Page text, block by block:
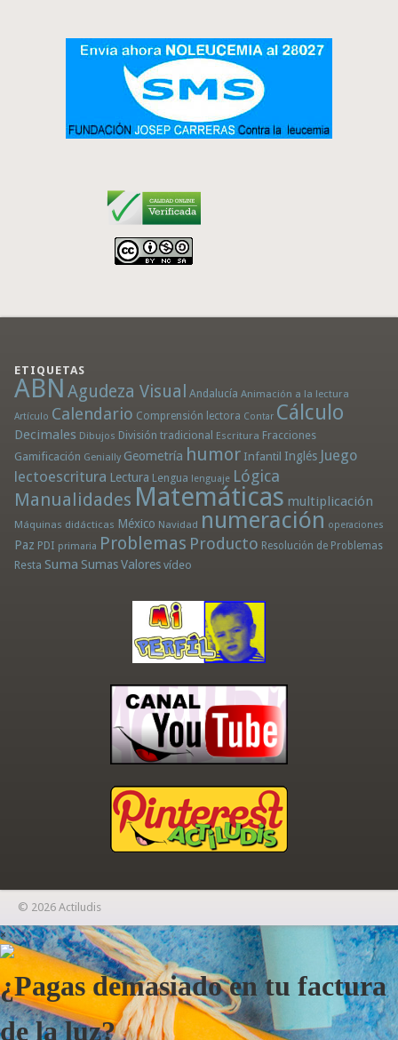
ETIQUETAS
ABN Agudeza Visual Andalucía Animación a la lectura
Artículo Calendario Comprensión lectora Contar Cálculo
Decimales Dibujos División tradicional Escritura Fracciones
Gamificación Genially Geometría humor Infantil Inglés Juego
lectoescritura Lectura Lengua lenguaje Lógica
Manualidades Matemáticas multiplicación
Máquinas didácticas México Navidad numeración operaciones
Paz PDI primaria Problemas Producto Resolución de Problemas
Resta Suma Sumas Valores vídeo
© 2026 Actiludis
×
¿Pagas demasiado en tu factura
de la luz?